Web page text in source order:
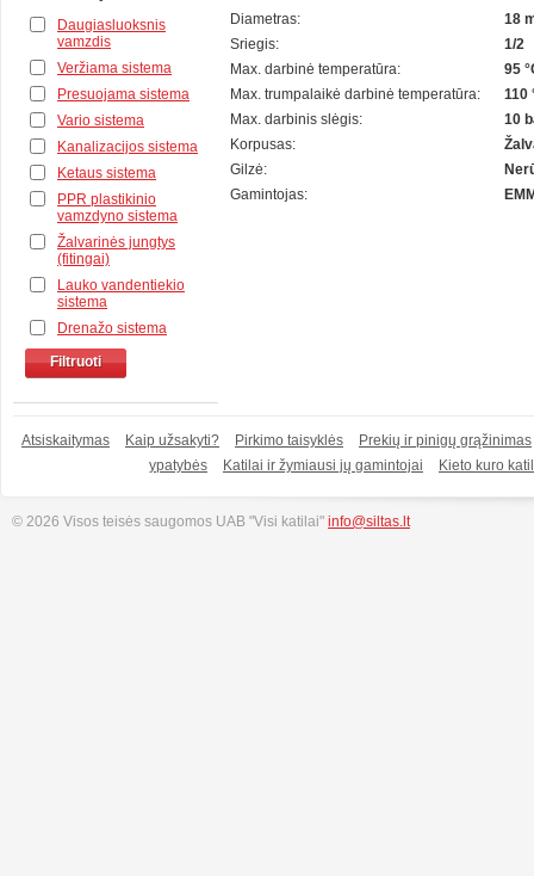
Daugiasluoksnis
vamzdis
Veržiama sistema
Presuojama sistema
Vario sistema
Kanalizacijos sistema
Ketaus sistema
PPR plastikinio
vamzdyno sistema
Žalvarinės jungtys
(fitingai)
Lauko vandentiekio
sistema
Drenažo sistema
Filtruoti
Diametras:
18
Sriegis:
1/2
Max. darbinė temperatūra:
95
Max. trumpalaikė darbinė temperatūra:
110
Max. darbinis slėgis:
10
Korpusas:
Gilzė:
Gamintojas:
Atsiskaitymas Kaip užsakyti? Pirkimo taisyklės
Prekių ir pinigų grąžinimas
ypatybės
Katilai ir žymiausi jų gamintojai Kieto kuro
© 2026 Visos teisės saugomos UAB "Visi katilai" info@siltas.lt